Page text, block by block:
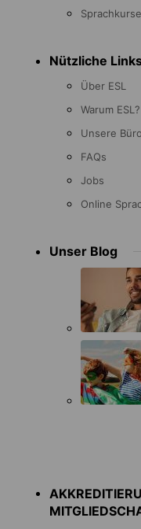
Nützliche
Über ESL
Warum ESL?
Unsere
FAQs
Jobs
Online
Unser Blog